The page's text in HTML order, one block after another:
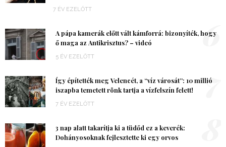
7 ÉV EZELŐTT
A pápa kamerák előtt vált kámforrá: bizonyíték, hogy
ő maga az Antikrisztus? – videó
5 ÉV EZELŐTT
6
Így építették meg Velencét, a “víz városát”: 10 millió
iszapba temetett rönk tartja a vízfelszín felett!
7 ÉV EZELŐTT
7
3 nap alatt takarítja ki a tüdőd ez a keverék:
Dohányosoknak fejlesztette ki egy orvos